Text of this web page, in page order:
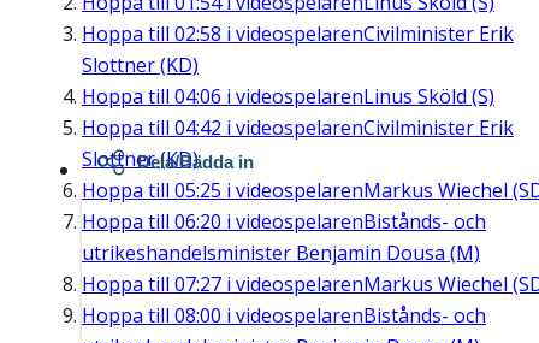
Hoppa till 02:58 i videospelarenCivilminister Erik
Slottner (KD)
Hoppa till 04:06 i videospelarenLinus Sköld (S)
Hoppa till 04:42 i videospelarenCivilminister Erik
Slottner (KD)
Hoppa till 05:25 i videospelarenMarkus Wiechel
Hoppa till 06:20 i videospelarenBistånds- och
utrikeshandelsminister Benjamin Dousa (M)
Hoppa till 07:27 i videospelarenMarkus Wiechel
Hoppa till 08:00 i videospelarenBistånds- och
Dela/Bädda in